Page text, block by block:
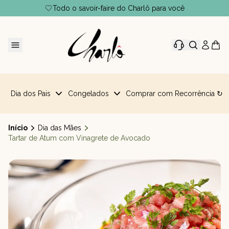
Todo o savoir-faire do Charlô para você
Dia dos Pais Congelados Comprar com Recorrência ↻
Início
Dia das Mães
Tartar de Atum com Vinagrete de Avocado